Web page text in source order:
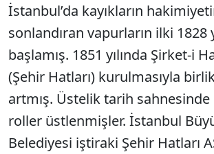
İstanbul’da kayıkların
sonlandıran vapurların ilki 1828
başlamış. 1851 yılında Şirket-i
(Şehir Hatları) kurulmasıyla
artmış. Üstelik tarih
roller üstlenmişler. İstanbul
Belediyesi iştiraki Şehir Hatları